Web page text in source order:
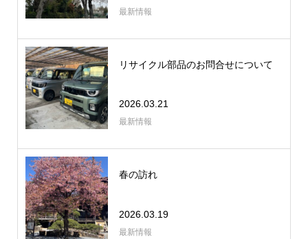
最新情報
リサイクル部品のお問合せについて
2026.03.21
最新情報
春の訪れ
2026.03.19
最新情報